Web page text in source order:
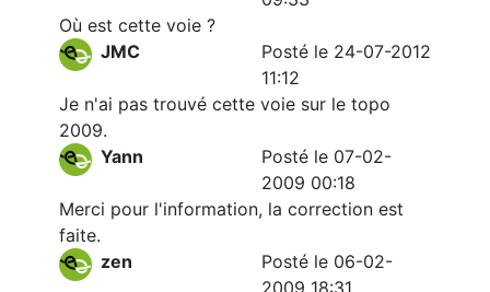
Où est cette voie ?
JMC
Posté le 24-07-2012
11:12
Je n'ai pas trouvé cette voie sur le topo
2009.
Yann
Posté le 07-02-
2009 00:18
Merci pour l'information, la correction est
faite.
zen
Posté le 06-02-
2009 18:31